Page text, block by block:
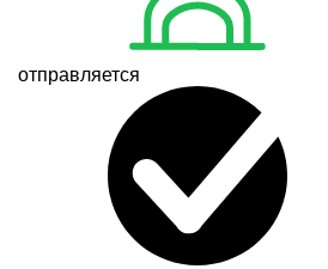
отправляется